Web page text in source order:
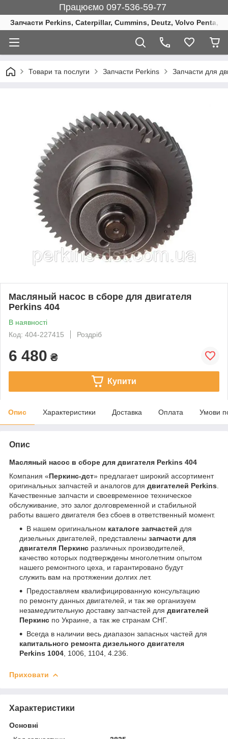
Працюємо 097-536-59-77
Запчасти Perkins, Caterpillar, Cummins, Deutz, Volvo Penta,
Товари та послуги Запчасти Perkins Запчасти для
Масляный насос в сборе для двигателя
Perkins 404
В наявності
Код: 404-227415
Роздріб
6 480 ₴
Купити
Опис Характеристики Доставка Оплата Умови
Опис
Масляный насос в сборе для двигателя Perkins 404
Компания «Перкинс-дст» предлагает широкий ассортимент
оригинальных запчастей и аналогов для двигателей Perkins
Качественные запчасти и своевременное техническое
обслуживание, это залог долговременной и стабильной
работы вашего двигателя без сбоев в ответственный момент.
В нашем оригинальном каталоге запчастей для
дизельных двигателей, представлены запчасти для
двигателя Перкинс различных производителей,
качество которых подтверждены многолетним опытом
нашего ремонтного цеха, и гарантировано будут
служить вам на протяжении долгих лет.
Предоставляем квалифицированную консультацию
по ремонту данных двигателей, и так же организуем
незамедлительную доставку запчастей для двигателей
Перкинс по Украине, а так же странам СНГ.
Всегда в наличии весь диапазон запасных частей для
капитального ремонта дизельного двигателя
Perkins 1004 , 1006, 1104, 4.236.
Приховати
Характеристики
Основні